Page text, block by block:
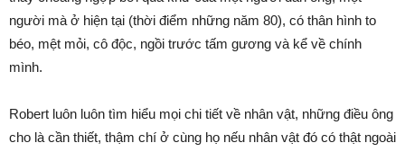
người mà ở hiện tại (thời điểm những năm 80), có thân hình to
béo, mệt mỏi, cô độc, ngồi trước tấm gương và kể về chính
mình.
Robert luôn luôn tìm hiểu mọi chi tiết về nhân vật, những điều ông
cho là cần thiết, thậm chí ở cùng họ nếu nhân vật đó có thật ngoài